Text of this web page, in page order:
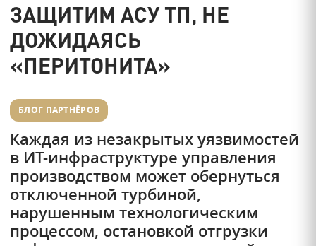
ЗАЩИТИМ АСУ ТП, НЕ
ДОЖИДАЯСЬ
«ПЕРИТОНИТА»
БЛОГ ПАРТНЁРОВ
Каждая из незакрытых уязвимостей
в ИТ-инфраструктуре управления
производством может обернуться
отключенной турбиной,
нарушенным технологическим
процессом, остановкой отгрузки